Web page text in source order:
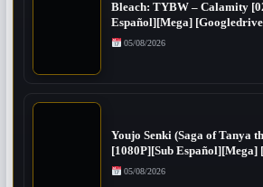
Bleach: TYBW – Calamity
Español][Mega]
05/08/2026
Youjo Senki (Saga of Tanya
[1080P][Sub Español][Mega]
05/08/2026